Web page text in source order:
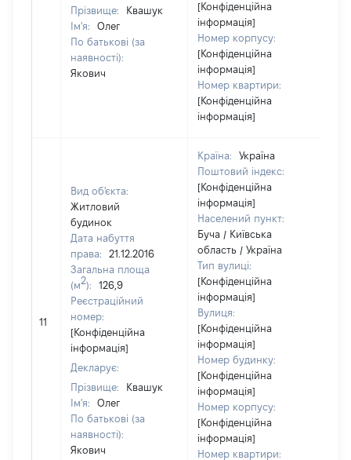
Прізвище:
Квашук
Ім'я:
Олег
По батькові (за
наявності):
Якович
[Конфіденційна
інформація]
Номер корпусу:
[Конфіденційна
інформація]
Номер квартири:
[Конфіденційна
інформація]
11
Вид об'єкта:
Житловий
будинок
Дата набуття
права:
21.12.2016
Загальна площа
(м2):
126,9
Реєстраційний
номер:
[Конфіденційна
інформація]
Декларує:
Прізвище:
Квашук
Ім'я:
Олег
По батькові (за
наявності):
Якович
Країна:
Україна
Поштовий індекс:
[Конфіденційна
інформація]
Населений пункт:
Буча / Київська
область / Україна
Тип вулиці:
[Конфіденційна
інформація]
Вулиця:
[Конфіденційна
інформація]
Номер будинку:
[Конфіденційна
інформація]
Номер корпусу:
[Конфіденційна
інформація]
Номер квартири: